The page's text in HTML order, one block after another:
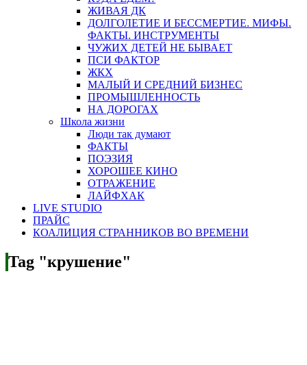
ЖИВАЯ ДК
ДОЛГОЛЕТИЕ И БЕССМЕРТИЕ. МИФЫ.
ФАКТЫ. ИНСТРУМЕНТЫ
ЧУЖИХ ДЕТЕЙ НЕ БЫВАЕТ
ПСИ ФАКТОР
ЖКХ
МАЛЫЙ И СРЕДНИЙ БИЗНЕС
ПРОМЫШЛЕННОСТЬ
НА ДОРОГАХ
Школа жизни
Люди так думают
ФАКТЫ
ПОЭЗИЯ
ХОРОШЕЕ КИНО
ОТРАЖЕНИЕ
ЛАЙФХАК
LIVE STUDIO
ПРАЙС
КОАЛИЦИЯ СТРАННИКОВ ВО ВРЕМЕНИ
Tag "крушение"